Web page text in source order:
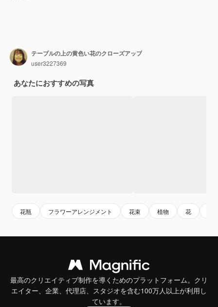
テーブルの上の黄色い花のクローズアップ
user3227369
あなたにおすすめの写真
花瓶 フラワーアレンジメント 花束 植物 花
最高のクリエイティブ制作を導くためのプラットフォーム。クリ
エイター、企業、代理店、スタジオを含む100万人以上が利用し
ています。